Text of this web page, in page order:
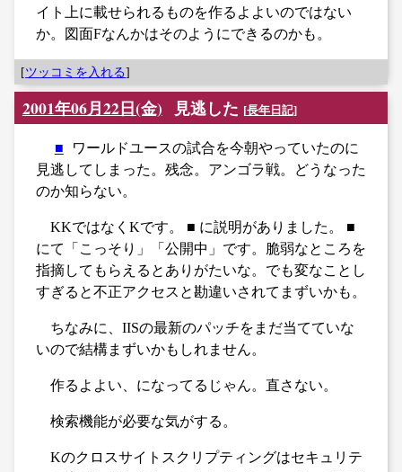
イト上に載せられるものを作るよよいのではない
か。図面Fなんかはそのようにできるのかも。
[ツッコミを入れる]
2001年06月22日(金) 見逃した [長年日記]
■
ワールドユースの試合を今朝やっていたのに
見逃してしまった。残念。アンゴラ戦。どうなった
のか知らない。
KKではなくKです。 ■ に説明がありました。 ■
にて「こっそり」「公開中」です。脆弱なところを
指摘してもらえるとありがたいな。でも変なことし
すぎると不正アクセスと勘違いされてまずいかも。
ちなみに、IISの最新のパッチをまだ当てていな
いので結構まずいかもしれません。
作るよよい、になってるじゃん。直さない。
検索機能が必要な気がする。
Kのクロスサイトスクリプティングはセキュリテ